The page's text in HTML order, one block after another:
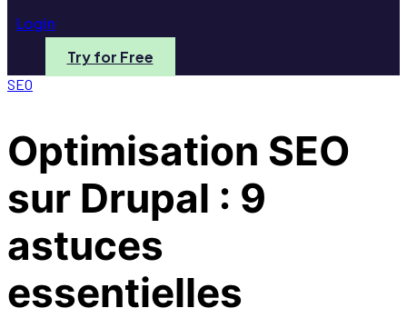
Login
Try for Free
SEO
Optimisation SEO
sur Drupal : 9
astuces
essentielles